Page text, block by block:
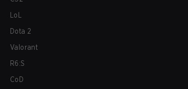
LoL
Dota 2
Valorant
R6:S
CoD